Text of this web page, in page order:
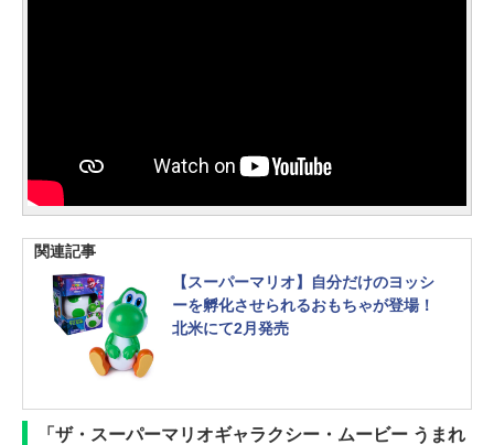
関連記事
【スーパーマリオ】自分だけのヨッシ
ーを孵化させられるおもちゃが登場！
北米にて2月発売
「ザ・スーパーマリオギャラクシー・ムービー うまれ